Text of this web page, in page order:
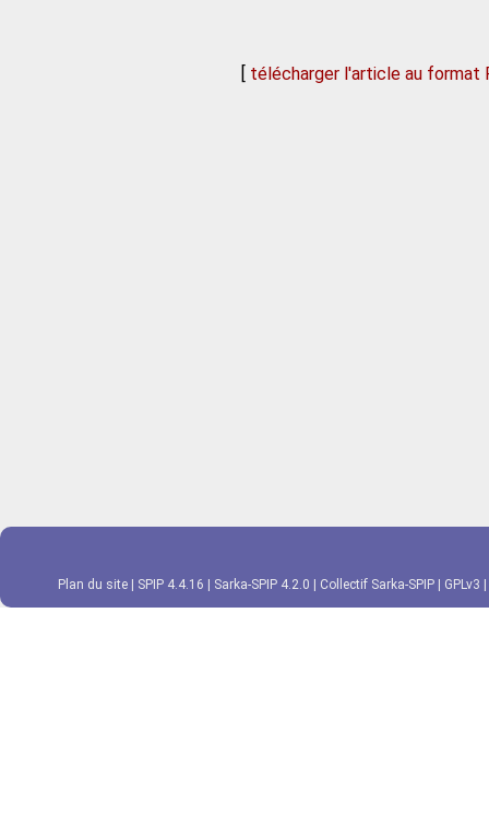
[ télécharger l'article au format
Plan du site SPIP 4.4.16 Sarka-SPIP 4.2.0 Collectif Sarka-SPIP GPLv3